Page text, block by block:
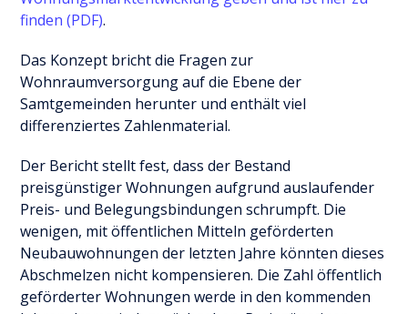
finden (PDF).
Das Konzept bricht die Fragen zur
Wohnraumversorgung auf die Ebene der
Samtgemeinden herunter und enthält viel
differenziertes Zahlenmaterial.
Der Bericht stellt fest, dass der Bestand
preisgünstiger Wohnungen aufgrund auslaufender
Preis- und Belegungsbindungen schrumpft. Die
wenigen, mit öffentlichen Mitteln geförderten
Neubauwohnungen der letzten Jahre könnten dieses
Abschmelzen nicht kompensieren. Die Zahl öffentlich
geförderter Wohnungen werde in den kommenden